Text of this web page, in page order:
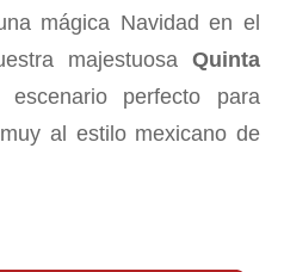
mágica Navidad en el
majestuosa Quinta
perfecto para
al estilo mexicano de